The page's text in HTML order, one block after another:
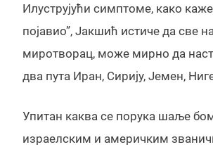
Илуструјући симптоме, како
појавио”, Јакшић истиче да све
миротворац, може мирно да
два пута Иран, Сирију, Јемен,
Упитан каква се порука шаље
израелским и америчким